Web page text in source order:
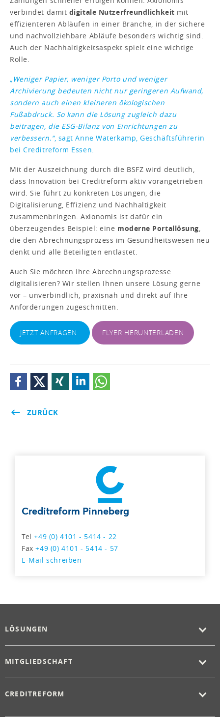
verbindet damit digitale Nutzerfreundlichkeit mit
effizienteren Abläufen in einer Branche, in der sichere
und nachvollziehbare Abläufe besonders wichtig sind.
Auch der Nachhaltigkeitsaspekt spielt eine wichtige
Rolle.
„Weniger Papier, weniger Porto und weniger
Archivierung bedeuten nicht nur geringeren Aufwand,
sondern auch einen kleineren ökologischen
Fußabdruck. So kann die Lösung zugleich dazu
beitragen, die ESG-Bilanz von Einrichtungen zu
verbessern.“, sagt Anne Waterkamp, Geschäftsführerin
bei Creditreform Essen.
Mit der Auszeichnung durch die BSFZ wird deutlich,
dass Innovation bei Creditreform aktiv vorangetrieben
wird. Sie führt zu konkreten Lösungen, die
Digitalisierung, Effizienz und Nachhaltigkeit
zusammenbringen. Axionomis ist dafür ein
überzeugendes Beispiel: eine moderne Portallösung,
die den Abrechnungsprozess im Gesundheitswesen neu
denkt und alle Beteiligten entlastet.
Auch Sie möchten Ihre Abrechnungsprozesse
digitalisieren? Wir stellen Ihnen unsere Lösung gerne
vor – unverbindlich, praxisnah und direkt auf Ihre
Anforderungen zugeschnitten.
JETZT ANFRAGEN FLYER HERUNTERLADEN
ZURÜCK
Creditreform Pinneberg
Tel+49 (0) 4101 - 5414 - 22
Fax+49 (0) 4101 - 5414 - 57
E-Mail schreiben
LÖSUNGEN
MITGLIEDSCHAFT
CREDITREFORM